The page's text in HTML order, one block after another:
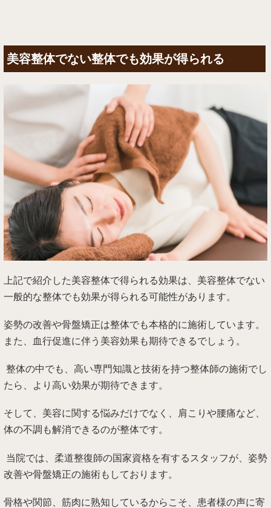
美容整体でない整体でも効果が得られる
上記で紹介した美容整体で得られる効果は、美容整体でない
一般的な整体でも効果が得られる可能性があります。
姿勢の改善や骨盤矯正は整体でも本格的に施術しています。
また、血行促進に伴う美容効果も期待できるでしょう。
整体の中でも、高い専門知識と技術を持つ整体師の施術でし
たら、より高い効果が期待できます。
そして、美容に関する悩みだけでなく、肩こりや腰痛など、
体の不調も解消できるのが整体です。
当院では、柔道整復師の国家資格を有するスタッフが、姿勢
改善や骨盤矯正の施術もしております。
骨格や関節、筋肉に熟知しているからこそ、患者様の声に寄